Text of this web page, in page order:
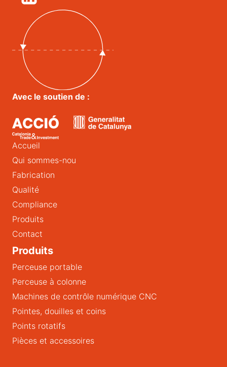
Avec le soutien de :
Accueil
Qui sommes-nou
Fabrication
Qualité
Compliance
Produits
Contact
Produits
Perceuse portable
Perceuse à colonne
Machines de contrôle numérique CNC
Pointes, douilles et coins
Points rotatifs
Pièces et accessoires